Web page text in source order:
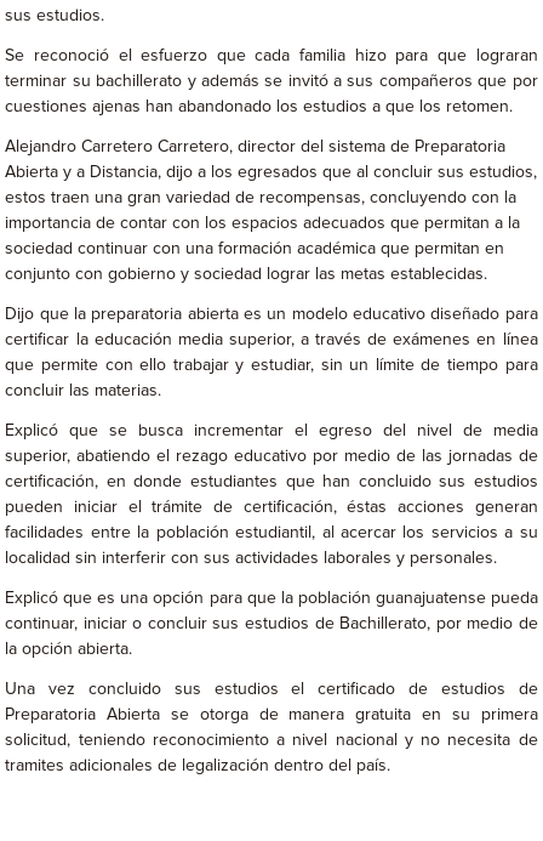
sus estudios.
Se reconoció el esfuerzo que cada familia hizo para que lograran
terminar su bachillerato y además se invitó a sus compañeros que por
cuestiones ajenas han abandonado los estudios a que los retomen.
Alejandro Carretero Carretero, director del sistema de Preparatoria
Abierta y a Distancia, dijo a los egresados que al concluir sus estudios,
estos traen una gran variedad de recompensas, concluyendo con la
importancia de contar con los espacios adecuados que permitan a la
sociedad continuar con una formación académica que permitan en
conjunto con gobierno y sociedad lograr las metas establecidas.
Dijo que la preparatoria abierta es un modelo educativo diseñado para
certificar la educación media superior, a través de exámenes en línea
que permite con ello trabajar y estudiar, sin un límite de tiempo para
concluir las materias.
Explicó que se busca incrementar el egreso del nivel de media
superior, abatiendo el rezago educativo por medio de las jornadas de
certificación, en donde estudiantes que han concluido sus estudios
pueden iniciar el trámite de certificación, éstas acciones generan
facilidades entre la población estudiantil, al acercar los servicios a su
localidad sin interferir con sus actividades laborales y personales.
Explicó que es una opción para que la población guanajuatense pueda
continuar, iniciar o concluir sus estudios de Bachillerato, por medio de
la opción abierta.
Una vez concluido sus estudios el certificado de estudios de
Preparatoria Abierta se otorga de manera gratuita en su primera
solicitud, teniendo reconocimiento a nivel nacional y no necesita de
tramites adicionales de legalización dentro del país.